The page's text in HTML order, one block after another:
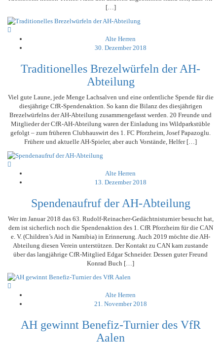
[…]
Alte Herren
30. Dezember 2018
Traditionelles Brezelwürfeln der AH-
Abteilung
Viel gute Laune, jede Menge Lachsalven und eine ordentliche Spende für die
diesjährige CfR-Spendenaktion. So kann die Bilanz des diesjährigen
Brezelwürfelns der AH-Abteilung zusammengefasst werden. 20 Freunde und
Mitglieder der CfR-AH-Abteilung waren der Einladung ins Wildparkstüble
gefolgt – zum früheren Clubhauswirt des 1. FC Pforzheim, Josef Papazoglu.
Frühere und aktuelle AH-Spieler, aber auch Vorstände, Helfer […]
Alte Herren
13. Dezember 2018
Spendenaufruf der AH-Abteilung
Wer im Januar 2018 das 63. Rudolf-Reinacher-Gedächtnisturnier besucht hat,
dem ist sicherlich noch die Spendenaktion des 1. CfR Pforzheim für die CAN
e. V. (Children’s Aid in Namibia) in Erinnerung. Auch 2019 möchte die AH-
Abteilung diesen Verein unterstützen. Der Kontakt zu CAN kam zustande
über das langjährige CfR-Mitglied Edgar Schneider. Dessen guter Freund
Konrad Buch […]
Alte Herren
21. November 2018
AH gewinnt Benefiz-Turnier des VfR
Aalen